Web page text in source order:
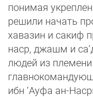
понимая
решили начать
хавазин и сакиф
наср, джашм и
людей из
ибн ‘Ауфа ан-